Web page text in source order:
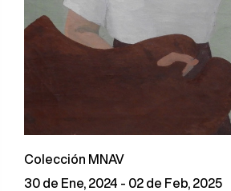
Colección MNAV
30 de Ene, 2024 - 02 de Feb, 2025